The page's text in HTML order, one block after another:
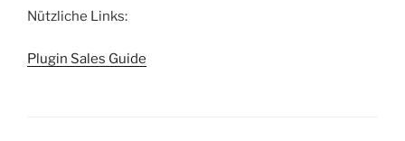
Nützliche Links:
Plugin Sales Guide